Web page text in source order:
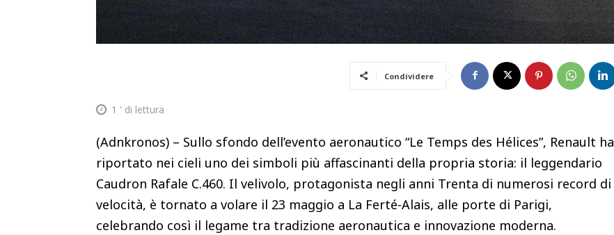
Condividere
1 ' di lettura
(Adnkronos) – Sullo sfondo dell’evento aeronautico “Le Temps des Hélices”, Renault ha
riportato nei cieli uno dei simboli più affascinanti della propria storia: il leggendario
Caudron Rafale C.460. Il velivolo, protagonista negli anni Trenta di numerosi record di
velocità, è tornato a volare il 23 maggio a La Ferté-Alais, alle porte di Parigi,
celebrando così il legame tra tradizione aeronautica e innovazione moderna.